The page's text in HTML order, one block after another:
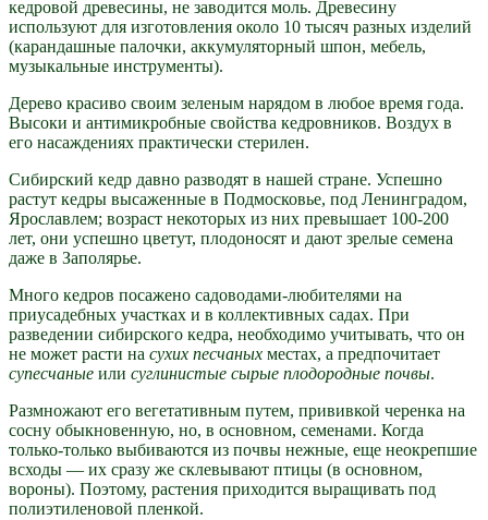
кедровой древесины, не заводится моль. Древесину
используют для изготовления около 10 тысяч разных изделий
(карандашные палочки, аккумуляторный шпон, мебель,
музыкальные инструменты).
Дерево красиво своим зеленым нарядом в любое время года.
Высоки и антимикробные свойства кедровников. Воздух в
его насаждениях практически стерилен.
Сибирский кедр давно разводят в нашей стране. Успешно
растут кедры высаженные в Подмосковье, под Ленинградом,
Ярославлем; возраст некоторых из них превышает 100-200
лет, они успешно цветут, плодоносят и дают зрелые семена
даже в Заполярье.
Много кедров посажено садоводами-любителями на
приусадебных участках и в коллективных садах. При
разведении сибирского кедра, необходимо учитывать, что он
не может расти на сухих песчаных местах, а предпочитает
супесчаные или суглинистые сырые плодородные почвы.
Размножают его вегетативным путем, прививкой черенка на
сосну обыкновенную, но, в основном, семенами. Когда
только-только выбиваются из почвы нежные, еще неокрепшие
всходы — их сразу же склевывают птицы (в основном,
вороны). Поэтому, растения приходится выращивать под
полиэтиленовой пленкой.